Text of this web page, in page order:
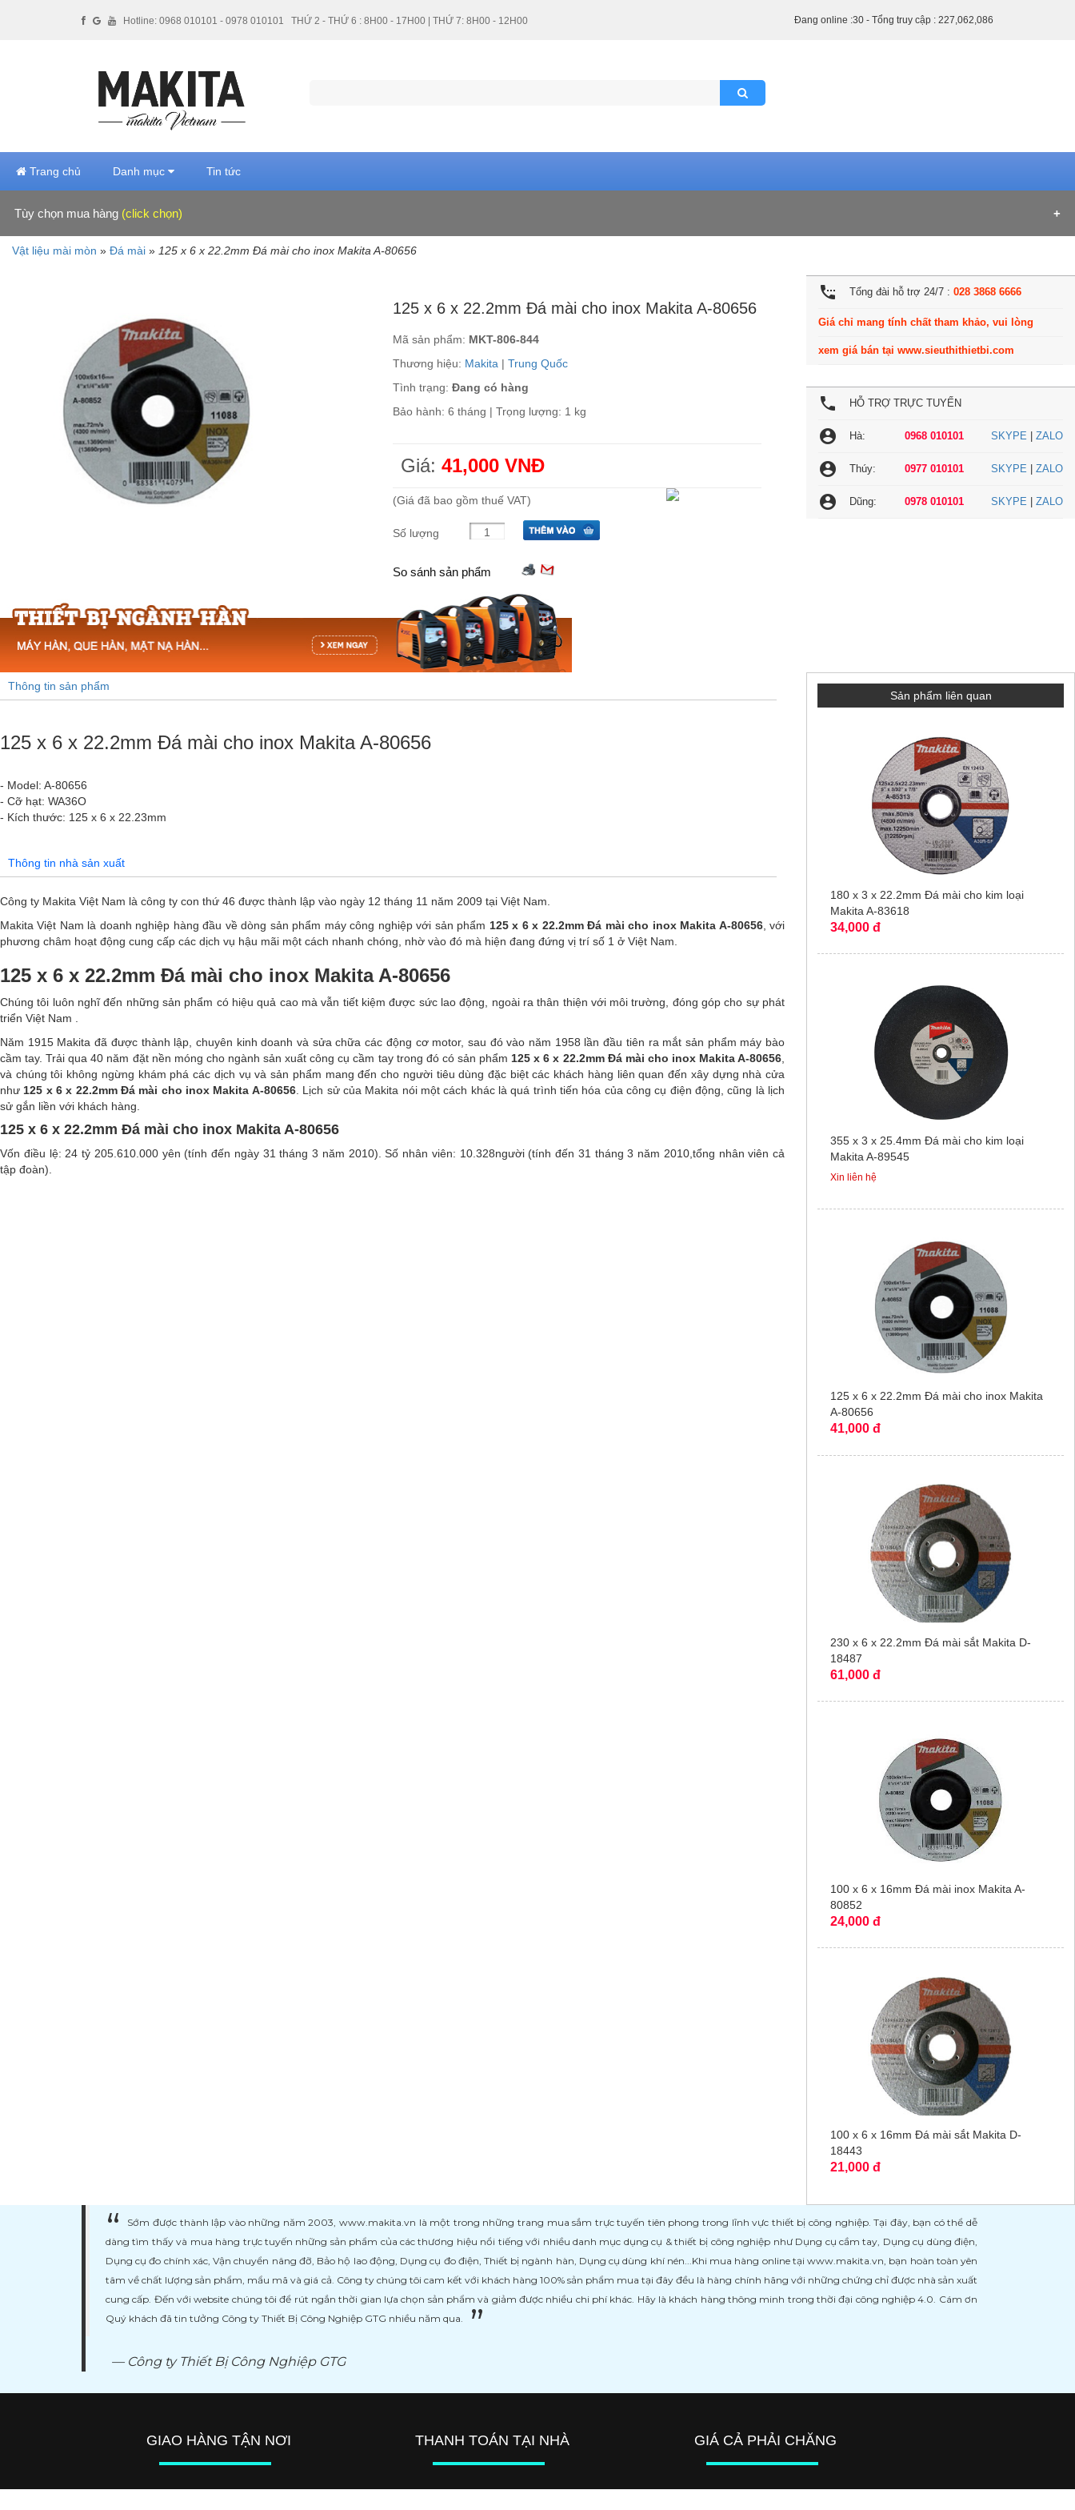
Trang chủ Danh mục Tin tức
Tùy chọn mua hàng (click chọn)
Hãng sản xuất
Dưới 100,000 VNĐ (22)
Trung Quốc (20) Thái Lan (6)
Vật liệu mài mòn » Đá mài » 125 x 6 x 22.2mm Đá mài cho inox Makita A-80656
125 x 6 x 22.2mm Đá mài cho inox Makita A-80656
Mã sản phẩm: MKT-806-844
Thương hiệu: Makita| Trung Quốc
Tình trạng: Đang có hàng
Bảo hành: 6 tháng | Trọng lượng: 1 kg
Giá: 41,000 VNĐ
(Giá đã bao gồm thuế VAT)
Số lượng
So sánh sản phẩm
settings_phone Tổng đài hỗ trợ 24/7 :028 3868 6666
Giá chỉ mang tính chất tham khảo, vui lòng
xem giá bán tại www.sieuthithietbi.com
local_phone HỖ TRỢ TRỰC TUYẾN
account_circle Hà: 0968 010101 SKYPE ZALO
account_circle Thúy: 0977 010101 SKYPE ZALO
account_circle Dũng: 0978 010101 SKYPE ZALO
Thông tin sản phẩm
125 x 6 x 22.2mm Đá mài cho inox Makita A-80656
- Model: A-80656
- Cỡ hạt: WA36O
- Kích thước: 125 x 6 x 22.23mm
Thông tin nhà sản xuất
Công ty Makita Việt Nam là công ty con thứ 46 được thành lập vào ngày 12 tháng 11 năm 2009 tại Việt Nam.
Makita Việt Nam là doanh nghiệp hàng đầu về dòng sản phẩm máy công nghiệp với sản phẩm 125 x 6 x 22.2mm Đá mài cho inox Makita A-80656, với
phương châm hoạt động cung cấp các dịch vụ hậu mãi một cách nhanh chóng, nhờ vào đó mà hiện đang đứng vị trí số 1 ở Việt Nam.
125 x 6 x 22.2mm Đá mài cho inox Makita A-80656
Chúng tôi luôn nghĩ đến những sản phẩm có hiệu quả cao mà vẫn tiết kiệm được sức lao động, ngoài ra thân thiện với môi trường, đóng góp cho sự phát
triển Việt Nam .
Năm 1915 Makita đã được thành lập, chuyên kinh doanh và sửa chữa các động cơ motor, sau đó vào năm 1958 lần đầu tiên ra mắt sản phẩm máy bào
cầm tay. Trải qua 40 năm đặt nền móng cho ngành sản xuất công cụ cầm tay trong đó có sản phẩm 125 x 6 x 22.2mm Đá mài cho inox Makita A-80656
và chúng tôi không ngừng khám phá các dịch vụ và sản phẩm mang đến cho người tiêu dùng đặc biệt các khách hàng liên quan đến xây dựng nhà cửa
như 125 x 6 x 22.2mm Đá mài cho inox Makita A-80656. Lịch sử của Makita nói một cách khác là quá trình tiến hóa của công cụ điện động, cũng là lịch
sử gắn liền với khách hàng.
125 x 6 x 22.2mm Đá mài cho inox Makita A-80656
Vốn điều lệ: 24 tỷ 205.610.000 yên (tính đến ngày 31 tháng 3 năm 2010). Số nhân viên: 10.328người (tính đến 31 tháng 3 năm 2010,tổng nhân viên cả
tập đoàn).
Sản phẩm liên quan
180 x 3 x 22.2mm Đá mài cho kim loại
Makita A-83618
34,000 đ
355 x 3 x 25.4mm Đá mài cho kim loại
Makita A-89545
Xin liên hệ
125 x 6 x 22.2mm Đá mài cho inox Makita
A-80656
41,000 đ
230 x 6 x 22.2mm Đá mài sắt Makita D-
18487
61,000 đ
100 x 6 x 16mm Đá mài inox Makita A-
80852
24,000 đ
100 x 6 x 16mm Đá mài sắt Makita D-
18443
21,000 đ
Sớm được thành lập vào những năm 2003, www.makita.vn là một trong những trang mua sắm trực tuyến tiên phong trong lĩnh vực thiết bị công nghiệp. Tại đây, bạn có thể dễ
dàng tìm thấy và mua hàng trực tuyến những sản phẩm của các thương hiệu nổi tiếng với nhiều danh mục dụng cụ & thiết bị công nghiệp như Dụng cụ cầm tay, Dụng cụ dùng điện,
Dụng cụ đo chính xác, Vận chuyển nâng đỡ, Bảo hộ lao động, Dụng cụ đo điện, Thiết bị ngành hàn, Dụng cụ dùng khí nén...Khi mua hàng online tại www.makita.vn, bạn hoàn toàn yên
tâm về chất lượng sản phẩm, mẩu mã và giá cả. Công ty chúng tôi cam kết với khách hàng 100% sản phẩm mua tại đây đều là hàng chính hãng với những chứng chỉ được nhà sản xuất
cung cấp. Đến với website chúng tôi để rút ngắn thời gian lựa chọn sản phẩm và giảm được nhiều chi phí khác. Hãy là khách hàng thông minh trong thời đại công nghiệp 4.0. Cám ơn
Quý khách đã tin tưởng Công ty Thiết Bị Công Nghiệp GTG nhiều năm qua.
Công ty Thiết Bị Công Nghiệp GTG
GIAO HÀNG TẬN NƠI THANH TOÁN TẠI NHÀ GIÁ CẢ PHẢI CHĂNG
Hotline: 0968 010101 - 0978 010101 THỨ 2 - THỨ 6 : 8H00 - 17H00 | THỨ 7: 8H00 - 12H00 Đang online :30 - Tổng truy cập : 227,062,086